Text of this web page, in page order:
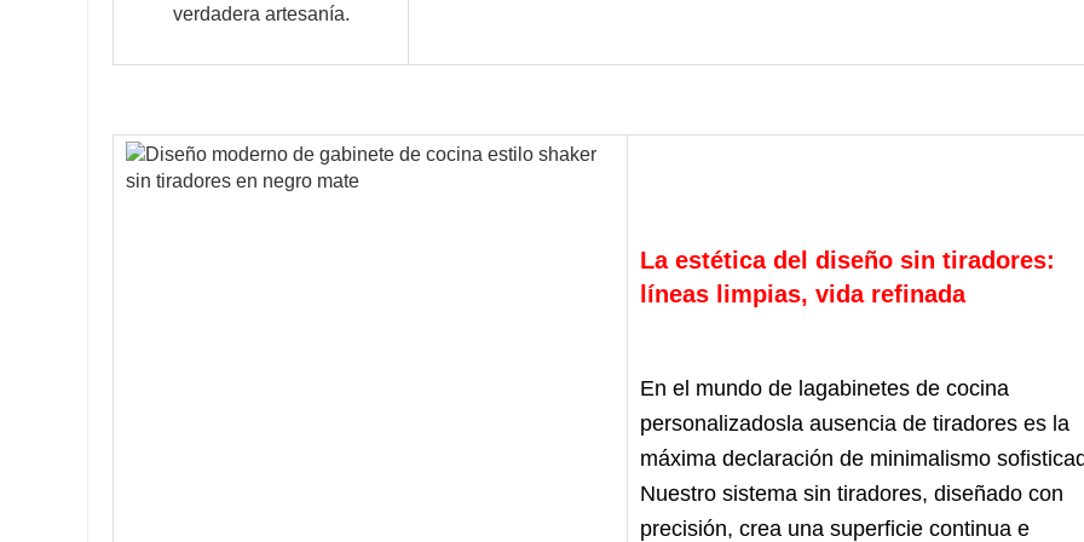
verdadera artesanía.
La estética del diseño sin tiradores:
líneas limpias, vida refinada
En el mundo de lagabinetes de cocina
personalizados la ausencia de tiradores es la
máxima declaración de minimalismo
Nuestro sistema sin tiradores, diseñado con
precisión, crea una superficie continua e